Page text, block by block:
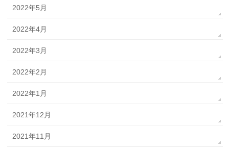
2022年5月
2022年4月
2022年3月
2022年2月
2022年1月
2021年12月
2021年11月